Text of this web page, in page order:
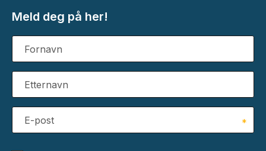
Meld deg på her!
Fornavn
Etternavn
E-post *